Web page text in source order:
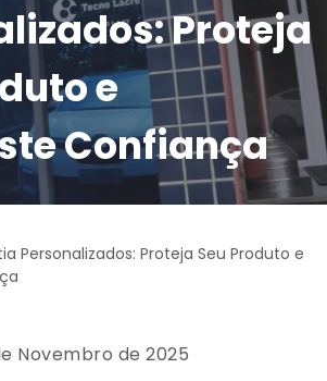
Proteja
e
Confiança
Novembro de 2025